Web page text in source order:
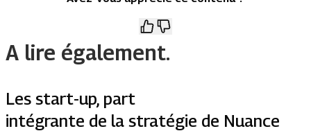
A lire également.
Les start-up, part
intégrante de la stratégie de Nuance